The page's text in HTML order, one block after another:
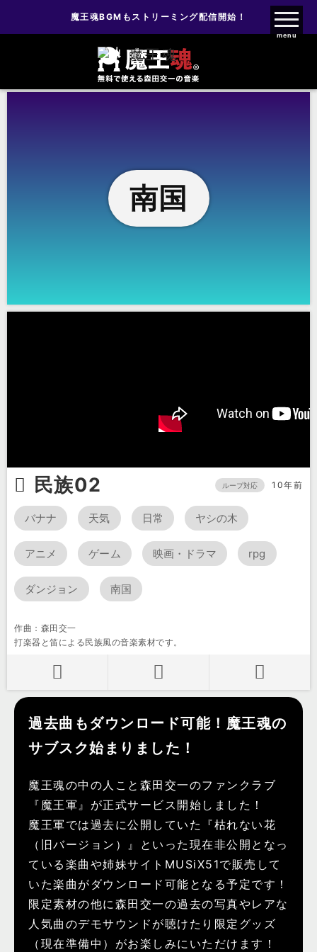
魔王魂ファンクラブ
魔王魂BGMもストリーミング配信開始！
menu
南国
民族02 ループ対応 10年前
バナナ 天気 日常 ヤシの木
アニメ ゲーム 映画・ドラマ rpg
ダンジョン 南国
作曲：森田交一
打楽器と笛による民族風の音楽素材です。
過去曲もダウンロード可能！魔王魂の
サブスク始まりました！
魔王魂の中の人こと森田交一のファンクラブ
『魔王軍』が正式サービス開始しました！
魔王軍では過去に公開していた『枯れない花
（旧バージョン）』といった現在非公開となっ
ている楽曲や姉妹サイトMUSiX51で販売して
いた楽曲がダウンロード可能となる予定です！
限定素材の他に森田交一の過去の写真やレアな
人気曲のデモサウンドが聴けたり限定グッズ
（現在準備中）がお楽しみにいただけます！